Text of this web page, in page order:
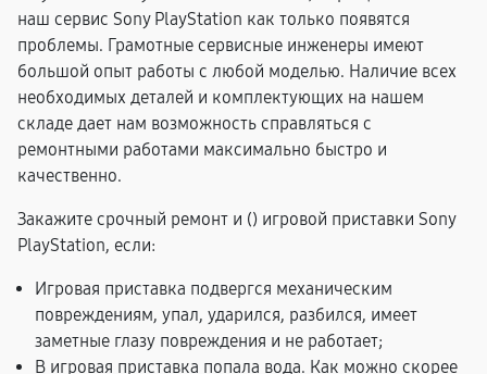
наш сервис Sony PlayStation как только появятся
проблемы. Грамотные сервисные инженеры имеют
большой опыт работы с любой моделью. Наличие всех
необходимых деталей и комплектующих на нашем
складе дает нам возможность справляться с
ремонтными работами максимально быстро и
качественно.
Закажите срочный ремонт и () игровой приставки Sony
PlayStation, если:
Игровая приставка подвергся механическим
повреждениям, упал, ударился, разбился, имеет
заметные глазу повреждения и не работает;
В игровая приставка попала вода. Как можно скорее